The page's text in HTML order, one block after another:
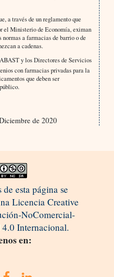
a través de un reglamento que
el Ministerio de Economía, eximan
a farmacias de barrio o de
a cadenas.
y los Directores de Servicios
con farmacias privadas para la
que deben ser
de 2020
esta página se
Licencia Creative
NoComercial-
Internacional.
en: